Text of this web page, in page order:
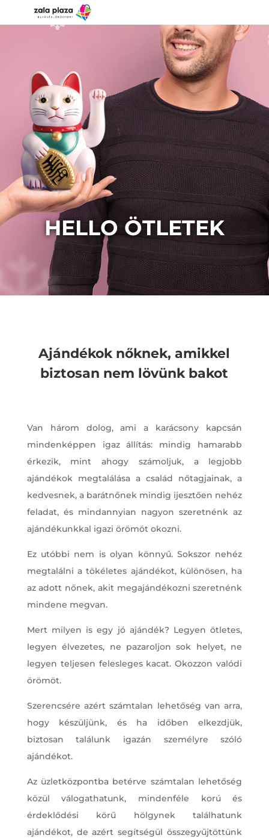
HELLO ÖTLETEK
Ajándékok nőknek, amikkel
biztosan nem lövünk bakot
Van három dolog, ami a karácsony kapcsán
mindenképpen igaz állítás: mindig hamarabb
érkezik, mint ahogy számoljuk, a legjobb
ajándékok megtalálása a család nőtagjainak, a
kedvesnek, a barátnőnek mindig ijesztően nehéz
feladat, és mindannyian nagyon szeretnénk az
ajándékunkkal igazi örömöt okozni.
Ez utóbbi nem is olyan könnyű. Sokszor nehéz
megtalálni a tökéletes ajándékot, különösen, ha
az adott nőnek, akit megajándékozni szeretnénk
mindene megvan.
Mert milyen is egy jó ajándék? Legyen ötletes,
legyen élvezetes, ne pazaroljon sok helyet, ne
legyen teljesen felesleges kacat. Okozzon valódi
örömöt.
Szerencsére azért számtalan lehetőség van arra,
hogy készüljünk, és ha időben elkezdjük,
biztosan találunk igazán személyre szóló
ajándékot.
Az üzletközpontba betérve számtalan lehetőség
közül válogathatunk, mindenféle korú és
érdeklődési körű hölgynek találhatunk
ajándékot, de azért segítségül összegyűjtöttünk